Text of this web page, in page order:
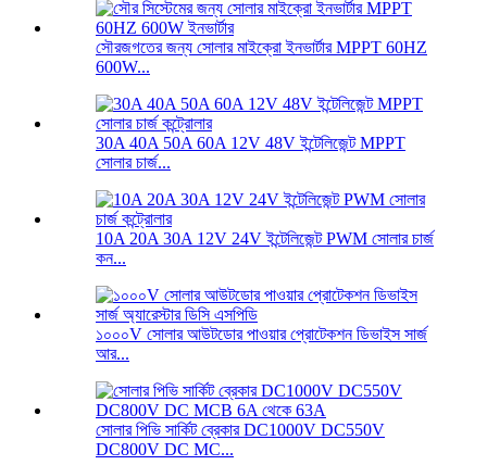
সৌরজগতের জন্য সোলার মাইক্রো ইনভার্টার MPPT 60HZ
600W...
30A 40A 50A 60A 12V 48V ইন্টেলিজেন্ট MPPT
সোলার চার্জ...
10A 20A 30A 12V 24V ইন্টেলিজেন্ট PWM সোলার চার্জ
কন...
১০০০V সোলার আউটডোর পাওয়ার প্রোটেকশন ডিভাইস সার্জ
আর...
সোলার পিভি সার্কিট ব্রেকার DC1000V DC550V
DC800V DC MC...